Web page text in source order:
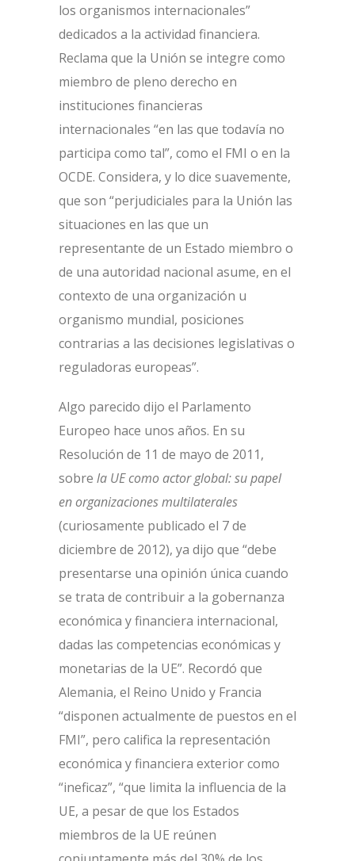
los organismos internacionales”
dedicados a la actividad financiera.
Reclama que la Unión se integre como
miembro de pleno derecho en
instituciones financieras
internacionales “en las que todavía no
participa como tal”, como el FMI o en la
OCDE. Considera, y lo dice suavemente,
que son “perjudiciales para la Unión las
situaciones en las que un
representante de un Estado miembro o
de una autoridad nacional asume, en el
contexto de una organización u
organismo mundial, posiciones
contrarias a las decisiones legislativas o
reguladoras europeas”.
Algo parecido dijo el Parlamento
Europeo hace unos años. En su
Resolución de 11 de mayo de 2011,
sobre la UE como actor global: su papel
en organizaciones multilaterales
(curiosamente publicado el 7 de
diciembre de 2012), ya dijo que “debe
presentarse una opinión única cuando
se trata de contribuir a la gobernanza
económica y financiera internacional,
dadas las competencias económicas y
monetarias de la UE”. Recordó que
Alemania, el Reino Unido y Francia
“disponen actualmente de puestos en el
FMI”, pero califica la representación
económica y financiera exterior como
“ineficaz”, “que limita la influencia de la
UE, a pesar de que los Estados
miembros de la UE reúnen